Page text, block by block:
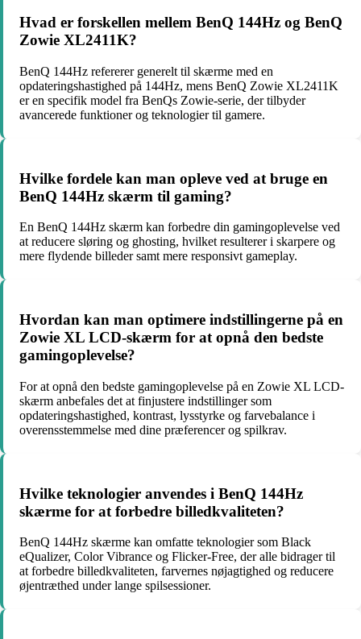
Hvad er forskellen mellem BenQ 144Hz og BenQ
Zowie XL2411K?
BenQ 144Hz refererer generelt til skærme med en
opdateringshastighed på 144Hz, mens BenQ Zowie XL2411K
er en specifik model fra BenQs Zowie-serie, der tilbyder
avancerede funktioner og teknologier til gamere.
Hvilke fordele kan man opleve ved at bruge en
BenQ 144Hz skærm til gaming?
En BenQ 144Hz skærm kan forbedre din gamingoplevelse ved
at reducere sløring og ghosting, hvilket resulterer i skarpere og
mere flydende billeder samt mere responsivt gameplay.
Hvordan kan man optimere indstillingerne på en
Zowie XL LCD-skærm for at opnå den bedste
gamingoplevelse?
For at opnå den bedste gamingoplevelse på en Zowie XL LCD-
skærm anbefales det at finjustere indstillinger som
opdateringshastighed, kontrast, lysstyrke og farvebalance i
overensstemmelse med dine præferencer og spilkrav.
Hvilke teknologier anvendes i BenQ 144Hz
skærme for at forbedre billedkvaliteten?
BenQ 144Hz skærme kan omfatte teknologier som Black
eQualizer, Color Vibrance og Flicker-Free, der alle bidrager til
at forbedre billedkvaliteten, farvernes nøjagtighed og reducere
øjentræthed under lange spilsessioner.